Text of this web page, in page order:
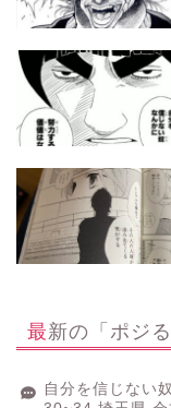
最新の「ポジ
自分を信じない